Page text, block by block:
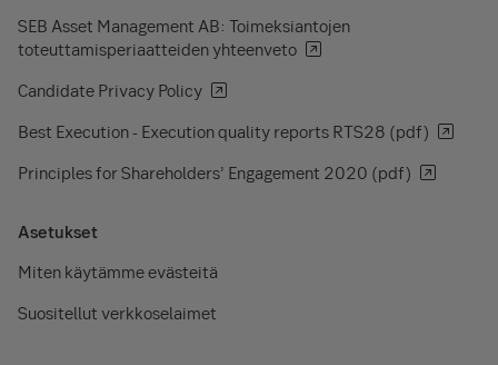
SEB Asset Management AB: Toimeksiantojen
toteuttamisperiaatteiden yhteenveto
Candidate Privacy Policy
Best Execution - Execution quality reports RTS28 (pdf)
Principles for Shareholders’ Engagement 2020 (pdf)
Asetukset
Miten käytämme evästeitä
Suositellut verkkoselaimet